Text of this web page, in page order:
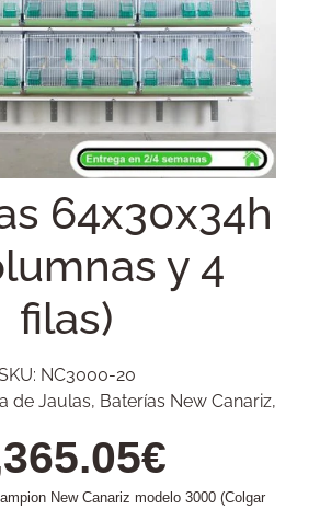
64x30x34h
y 4
filas)
NC3000-20
de Jaulas, Baterías New Canariz,
€
New Canariz modelo 3000 (Colgar